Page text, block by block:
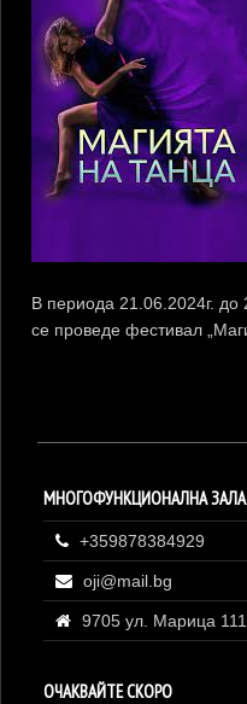
В периода 21.06.2024г.
се проведе фестивал
МНОГОФУНКЦИОНАЛНА ЗАЛА
+359878384929
oji@mail.bg
9705 ул. Марица
ОЧАКВАЙТЕ СКОРО